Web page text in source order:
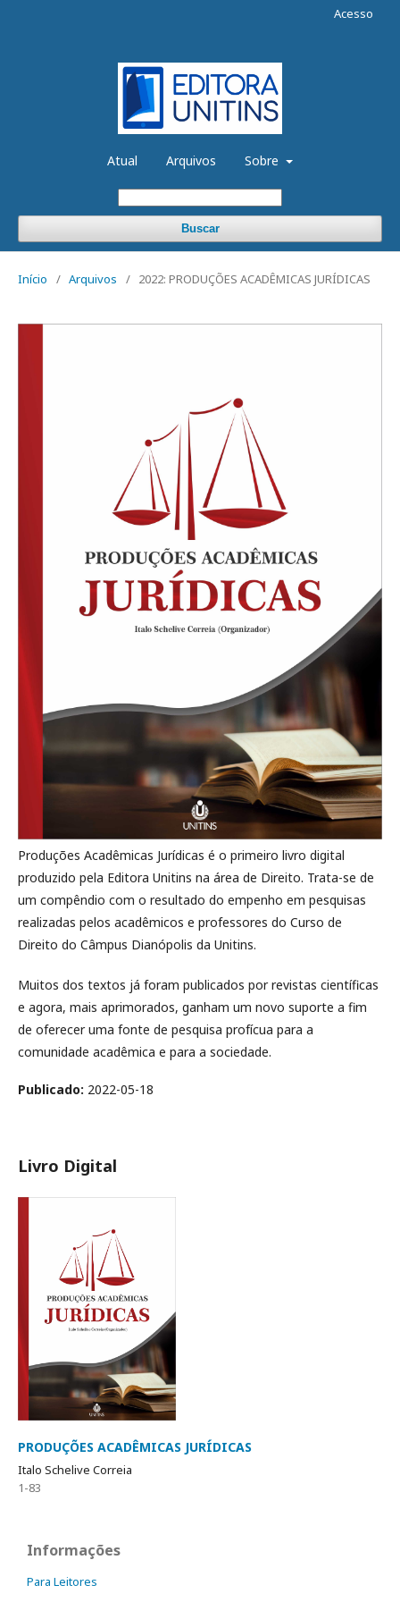
Atual Arquivos Sobre
Buscar
Acesso
Início / Arquivos / 2022: PRODUÇÕES ACADÊMICAS JURÍDICAS
Produções Acadêmicas Jurídicas é o primeiro livro digital
produzido pela Editora Unitins na área de Direito. Trata-se de
um compêndio com o resultado do empenho em pesquisas
realizadas pelos acadêmicos e professores do Curso de
Direito do Câmpus Dianópolis da Unitins.
Muitos dos textos já foram publicados por revistas científicas
e agora, mais aprimorados, ganham um novo suporte a fim
de oferecer uma fonte de pesquisa profícua para a
comunidade acadêmica e para a sociedade.
Publicado: 2022-05-18
Livro Digital
PRODUÇÕES ACADÊMICAS JURÍDICAS
Italo Schelive Correia
1-83
Informações
Para Leitores